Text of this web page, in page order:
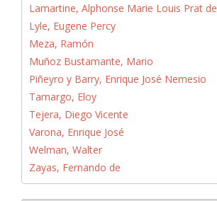
Lamartine, Alphonse Marie Louis Prat de
Lyle, Eugene Percy
Meza, Ramón
Muñoz Bustamante, Mario
Piñeyro y Barry, Enrique José Nemesio
Tamargo, Eloy
Tejera, Diego Vicente
Varona, Enrique José
Welman, Walter
Zayas, Fernando de